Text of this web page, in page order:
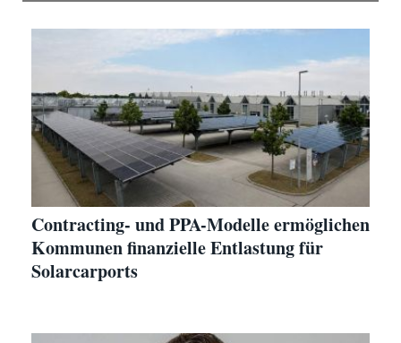
Contracting- und PPA-Modelle ermöglichen
Kommunen finanzielle Entlastung für
Solarcarports